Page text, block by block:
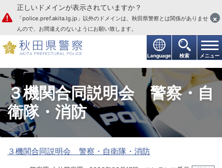
本文へ
Language 検索 メニュー
正しいドメインが表示されていますか？
「police.pref.akita.lg.jp」以外のドメインは、秋田県警察とは関係がありませ
んので、お間違えのないようにお願い致します。
×
３機関合同説明会 警察・自
衛隊・消防
３機関合同説明会 警察・自衛隊・消防